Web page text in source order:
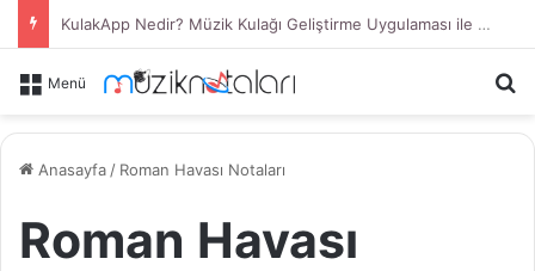
KulakApp Nedir? Müzik Kulağı Geliştirme Uygulaması ile Duyduğunu Tanı
Menü
Anasayfa / Roman Havası Notaları
Roman Havası